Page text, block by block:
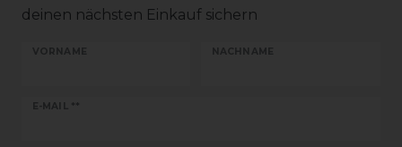
deinen nächsten Einkauf sichern
VORNAME NACHNAME
E-MAIL **
Newsletter